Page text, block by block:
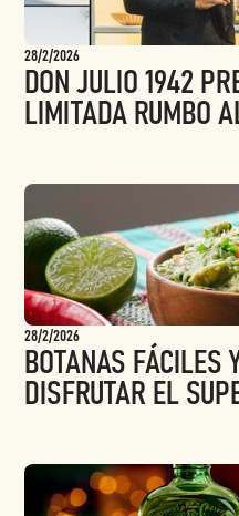
28/2/2026
DON JULIO 1942
LIMITADA RUMBO
28/2/2026
BOTANAS FÁCILES
DISFRUTAR EL